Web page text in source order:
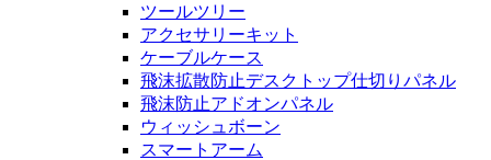
ツールツリー
アクセサリーキット
ケーブルケース
飛沫拡散防止デスクトップ仕切りパネル
飛沫防止アドオンパネル
ウィッシュボーン
スマートアーム